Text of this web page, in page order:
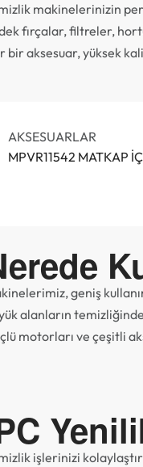
makinelerinizin
fırçalar, filtreler,
bir aksesuar, yüksek
AKSESUARLAR
MPVR11542 MATKAP
geniş
alanların
motorları ve çeşitli
işlerinizi